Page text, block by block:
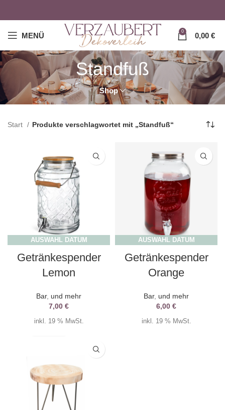
MENÜ 0 0,00 €
Standfuß
Shop
Start Produkte verschlagwortet mit „Standfuß“
AUSWAHL DATUM
Getränkespender
Lemon
Bar, und mehr
7,00 €
inkl. 19 % MwSt.
AUSWAHL DATUM
Getränkespender
Orange
Bar, und mehr
6,00 €
inkl. 19 % MwSt.